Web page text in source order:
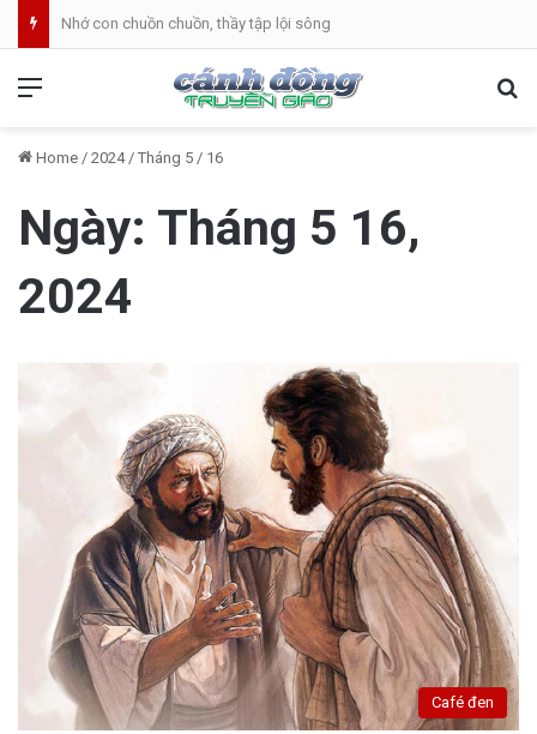
Nhớ con chuồn chuồn, thầy tập lội sông
Home / 2024 / Tháng 5 / 16
Ngày: Tháng 5 16,
2024
Café đen